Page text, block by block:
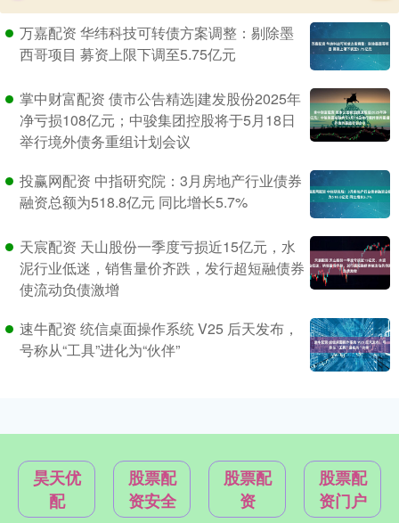
万嘉配资 华纬科技可转债方案调整：剔除墨
西哥项目 募资上限下调至5.75亿元
掌中财富配资 债市公告精选|建发股份2025年
净亏损108亿元；中骏集团控股将于5月18日
举行境外债务重组计划会议
投赢网配资 中指研究院：3月房地产行业债券
融资总额为518.8亿元 同比增长5.7%
天宸配资 天山股份一季度亏损近15亿元，水
泥行业低迷，销售量价齐跌，发行超短融债券
使流动负债激增
速牛配资 统信桌面操作系统 V25 后天发布，
号称从“工具”进化为“伙伴”
昊天优
配
股票配
资安全
股票配
资
股票配
资门户